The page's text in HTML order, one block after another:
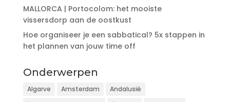
MALLORCA | Portocolom: het mooiste
vissersdorp aan de oostkust
Hoe organiseer je een sabbatical? 5x stappen in
het plannen van jouw time off
Onderwerpen
Algarve Amsterdam
Andalusië